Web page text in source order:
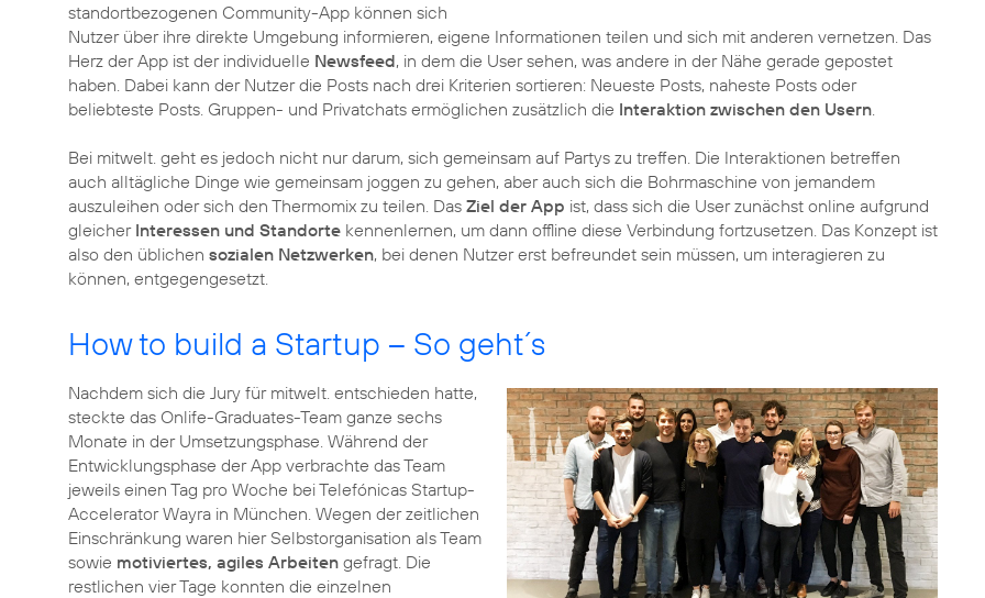
standortbezogenen Community-App können sich
Nutzer über ihre direkte Umgebung informieren, eigene Informationen teilen und sich mit anderen vernetzen. Das
Herz der App ist der individuelle Newsfeed, in dem die User sehen, was andere in der Nähe gerade gepostet
haben. Dabei kann der Nutzer die Posts nach drei Kriterien sortieren: Neueste Posts, naheste Posts oder
beliebteste Posts. Gruppen- und Privatchats ermöglichen zusätzlich die Interaktion zwischen den Usern.
Bei mitwelt. geht es jedoch nicht nur darum, sich gemeinsam auf Partys zu treffen. Die Interaktionen betreffen
auch alltägliche Dinge wie gemeinsam joggen zu gehen, aber auch sich die Bohrmaschine von jemandem
auszuleihen oder sich den Thermomix zu teilen. Das Ziel der App ist, dass sich die User zunächst online aufgrund
gleicher Interessen und Standorte kennenlernen, um dann offline diese Verbindung fortzusetzen. Das Konzept ist
also den üblichen sozialen Netzwerken, bei denen Nutzer erst befreundet sein müssen, um interagieren zu
können, entgegengesetzt.
How to build a Startup – So geht´s
Nachdem sich die Jury für mitwelt. entschieden hatte,
steckte das Onlife-Graduates-Team ganze sechs
Monate in der Umsetzungsphase. Während der
Entwicklungsphase der App verbrachte das Team
jeweils einen Tag pro Woche bei Telefónicas Startup-
Accelerator Wayra in München. Wegen der zeitlichen
Einschränkung waren hier Selbstorganisation als Team
sowie motiviertes, agiles Arbeiten gefragt. Die
restlichen vier Tage konnten die einzelnen